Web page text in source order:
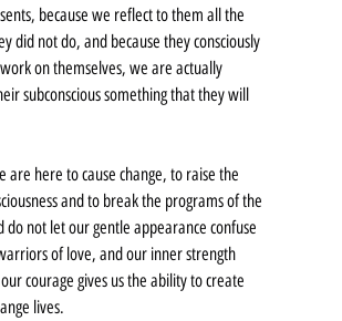
because we reflect to them all the
did not do, and because they consciously
on themselves, we are actually
subconscious something that they will
are here to cause change, to raise the
and to break the programs of the
do not let our gentle appearance confuse
of love, and our inner strength
courage gives us the ability to create
lives.